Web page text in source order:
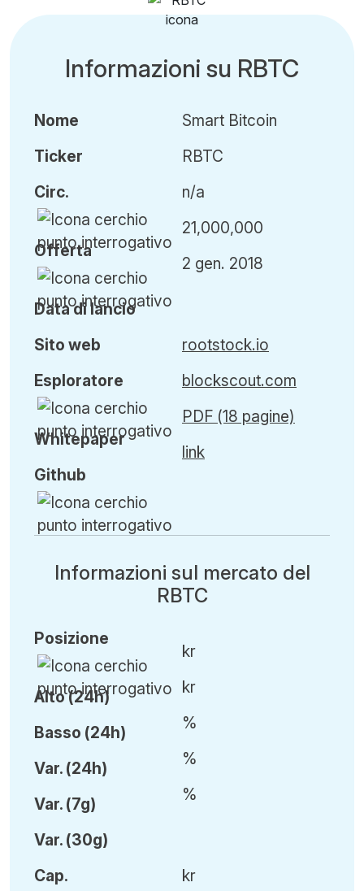
Informazioni su RBTC
Nome
Ticker
Circ.
Offerta
Data di lancio
Smart Bitcoin
RBTC
n/a
21,000,000
2 gen. 2018
Sito web
Esploratore
Whitepaper
Github
rootstock.io
blockscout.com
PDF (18 pagine)
link
Informazioni sul mercato del
RBTC
Posizione
Alto (24h)
Basso (24h)
Var. (24h)
Var. (7g)
Var. (30g)
kr
kr
%
%
%
Cap.
kr